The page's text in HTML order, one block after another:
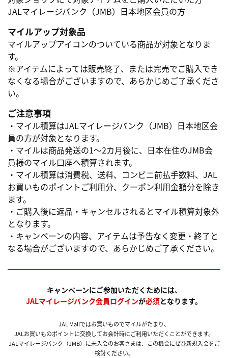
JALマイレージバンク（JMB）日本地区会員の方
マイルアップ対象品
マイルアップアイコンのついている商品が対象となりま
す。
※アイテムによっては販売終了、または完売でご購入でき
なくなる場合がございますので、あらかじめご了承くださ
い。
ご注意事項
・マイル積算はJALマイレージバンク（JMB）日本地区会
員の方が対象となります。
・マイルは商品発送の1～2カ月後に、日本在住のJMB会
員様のマイル口座へ積算されます。
・マイル積算は消費税、送料、コンビニ前払手数料、JAL
お買いものポイントご利用分、クーポン利用金額分を除き
ます。
・ご購入後に返品・キャンセルされるとマイル積算対象外
となります。
・キャンペーンの内容、アイテムは予告なく変更・終了と
なる場合がございますので、あらかじめご了承ください。
キャンペーンにご参加いただくためには、
JALマイレージバンク会員ログインが必須となります。
JAL Mallではお買いものでマイルがたまり、
JALお買いものポイントに交換してお会計時にご利用いただくことができます。
JALマイレージバンク（JMB）に未入会のお客さまは、この機会にぜひ新規入会をご
検討ください。